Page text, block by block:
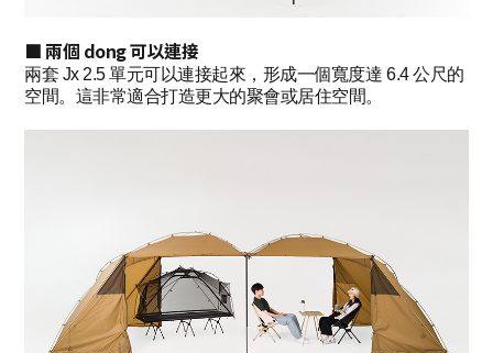
■ 兩個 dong 可以連接
兩套 Jx 2.5 單元可以連接起來，形成一個寬度達 6.4 公尺的
空間。這非常適合打造更大的聚會或居住空間。